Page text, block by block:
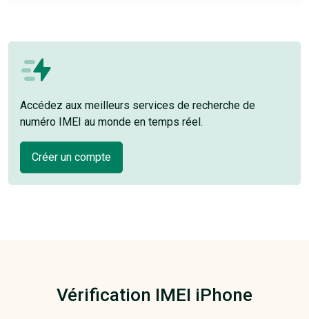
Accédez aux meilleurs services de recherche de
numéro IMEI au monde en temps réel.
Créer un compte
Vérification IMEI iPhone